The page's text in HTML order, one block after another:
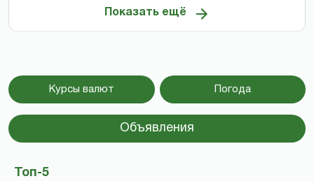
Показать ещё
Курсы валют Погода
Объявления
Топ-5